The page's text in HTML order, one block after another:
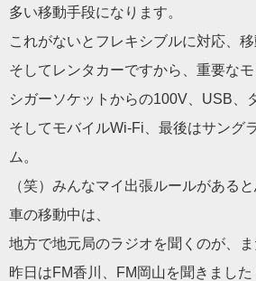
多い移動手段になります。
これがないとフレキシブルに対応、移
そしてレンタカーですから、重要なモ
シガーソケットからの100V、USB、
そしてモバイルWi-Fi、最後はサング
ム。
（笑）みんなマイ出張ルールがあると
車の移動中は、
地方で地元局のラジオを聞くのが、ま
昨日はFM香川、FM岡山を聞きました